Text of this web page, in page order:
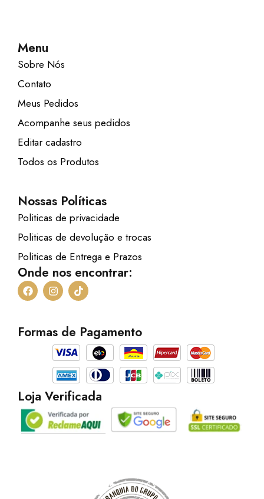
Menu
Sobre Nós
Contato
Meus Pedidos
Acompanhe seus pedidos
Editar cadastro
Todos os Produtos
Nossas Políticas
Politicas de privacidade
Politicas de devolução e trocas
Politicas de Entrega e Prazos
Onde nos encontrar:
F
a
o
I
n
g
r
a
m
T
i
o
k
Formas de Pagamento
Loja Verificada